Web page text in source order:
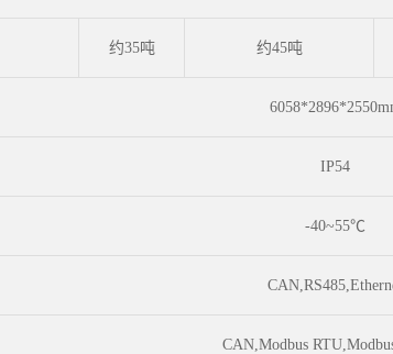
约35吨 约45吨
6058*2896*2
IP54
-40~55℃
CAN,Modbus